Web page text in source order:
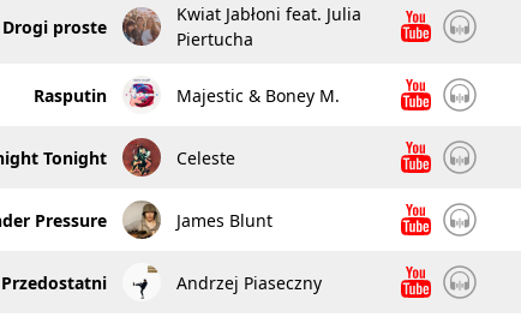
Drogi proste
Kwiat Jabłoni feat. Julia
Piertucha
Rasputin Majestic & Boney M.
Tonight Celeste
Pressure James Blunt
Przedostatni Andrzej Piaseczny